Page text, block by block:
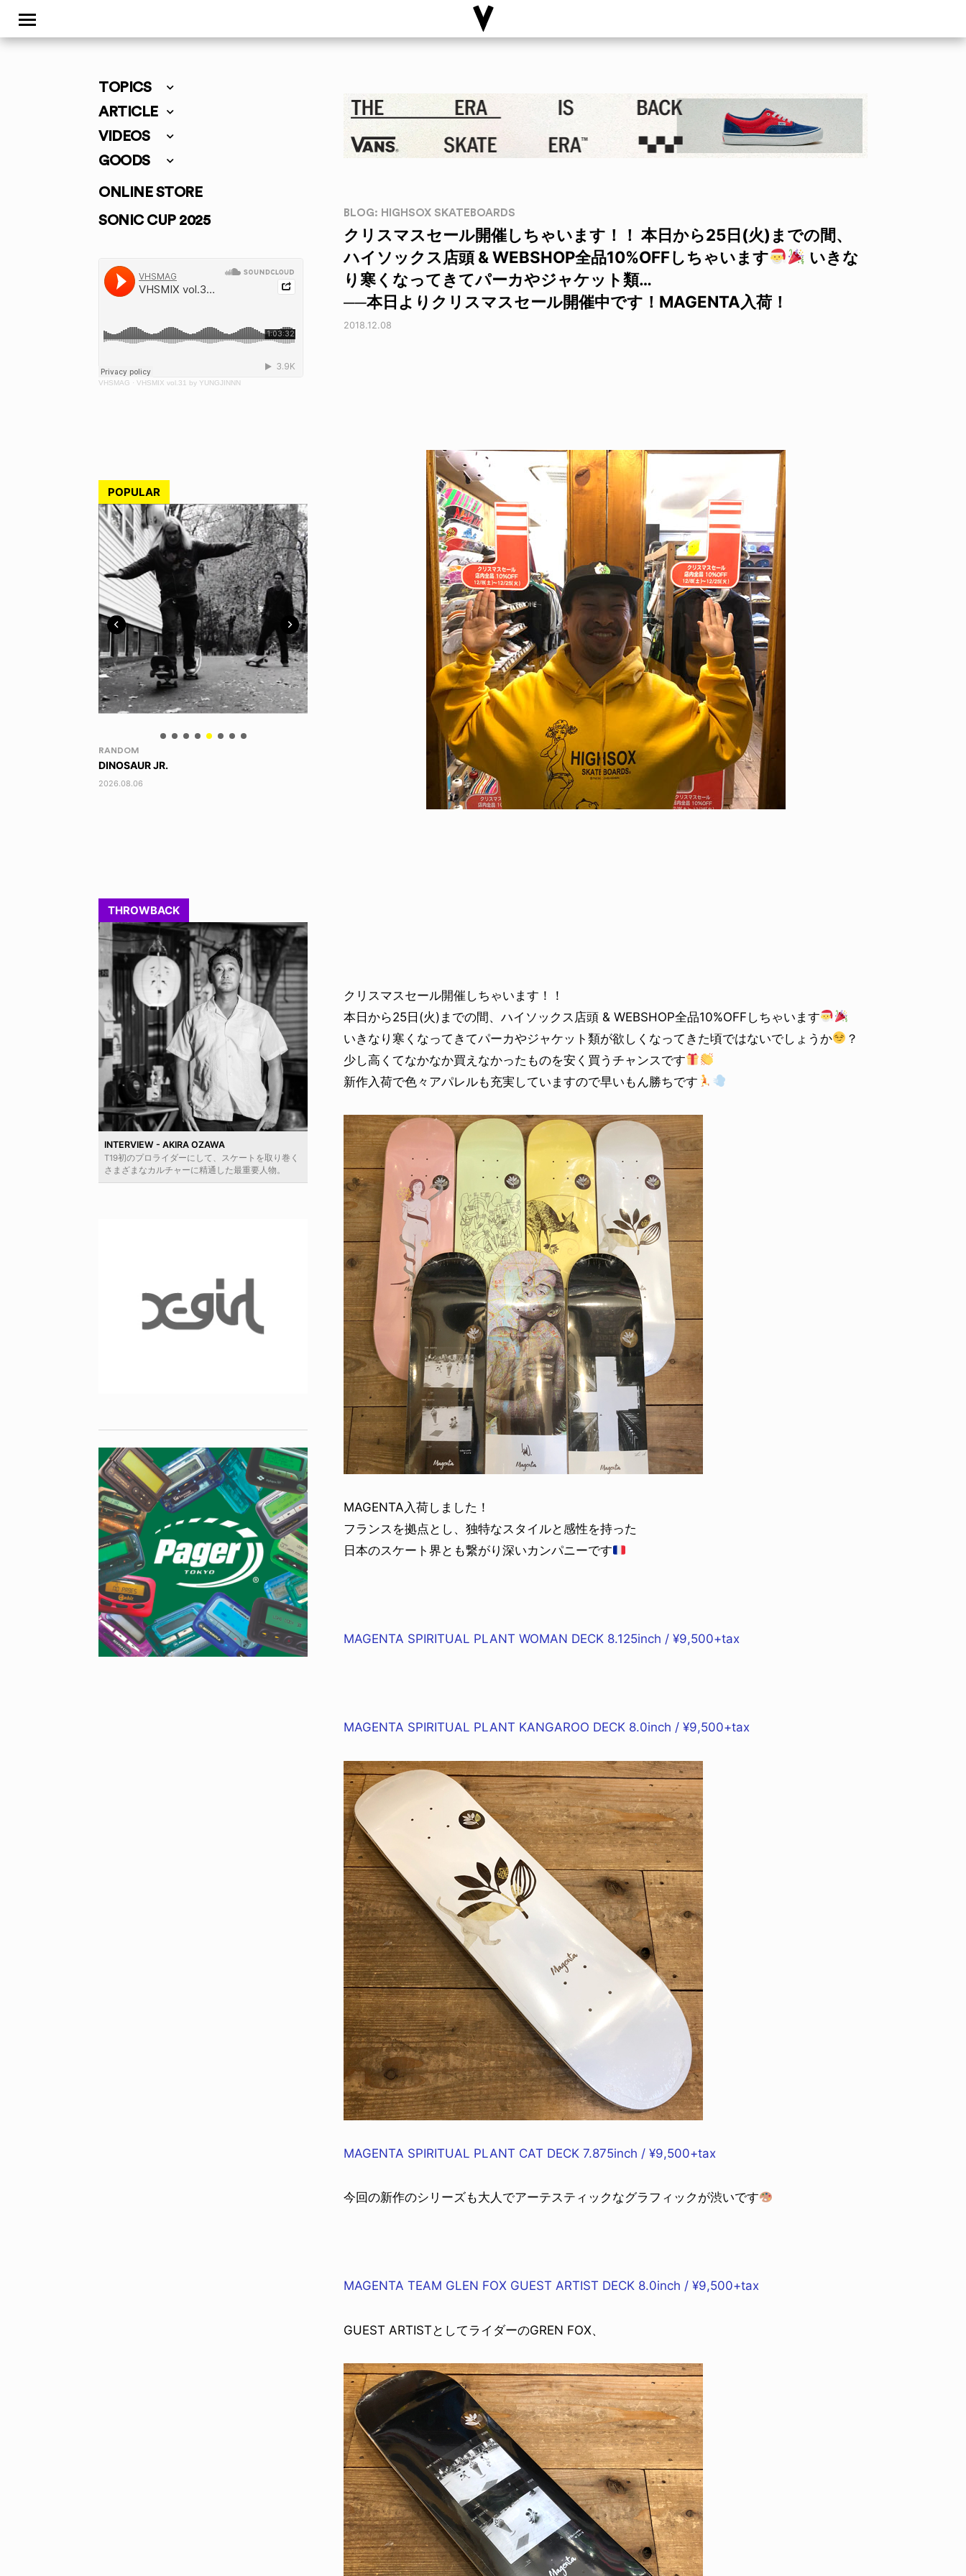
TOPICS
ARTICLE
VIDEOS
GOODS
ONLINE STORE
SONIC CUP 2025
VHSMAG · VHSMIX vol.31 by YUNGJINNN
POPULAR
IPPON!
SATORU TAKAHASHI / 高橋 悟
2022.08.11
GABRIEL SUMMERS / ゲイブリエル・サマー
ID
HIDEYUKI KONDO
2019.05.08
BLOG: HIROYUKI MATSUO
昨日から入院生活
2011.05.17
THROWBACK
INTERVIEW - AKIRA OZAWA
T19初のプロライダーにして、スケートを取り巻く
さまざまなカルチャーに精通した最重要人物。
BLOG: HIGHSOX SKATEBOARDS
クリスマスセール開催しちゃいます！！ 本日から25日(火)までの間、
ハイソックス店頭 & WEBSHOP全品10%OFFしちゃいます
いきな
り寒くなってきてパーカやジャケット類…
──本日よりクリスマスセール開催中です！MAGENTA入荷！
2018.12.08
クリスマスセール開催しちゃいます！！
本日から25日(火)までの間、ハイソックス店頭 & WEBSHOP全品10%OFFしちゃいます
いきなり寒くなってきてパーカやジャケット類が欲しくなってきた頃ではないでしょうか
？
少し高くてなかなか買えなかったものを安く買うチャンスです
新作入荷で色々アパレルも充実していますので早いもん勝ちです
MAGENTA入荷しました！
フランスを拠点とし、独特なスタイルと感性を持った
日本のスケート界とも繋がり深いカンパニーです
MAGENTA SPIRITUAL PLANT WOMAN DECK 8.125inch / ¥9,500+tax
MAGENTA SPIRITUAL PLANT KANGAROO DECK 8.0inch / ¥9,500+tax
MAGENTA SPIRITUAL PLANT CAT DECK 7.875inch / ¥9,500+tax
今回の新作のシリーズも大人でアーテスティックなグラフィックが渋いです
MAGENTA TEAM GLEN FOX GUEST ARTIST DECK 8.0inch / ¥9,500+tax
GUEST ARTISTとしてライダーのGREN FOX、